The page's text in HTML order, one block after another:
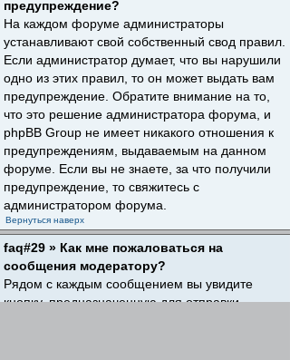
предупреждение?
На каждом форуме администраторы
устанавливают свой собственный свод правил.
Если администратор думает, что вы нарушили
одно из этих правил, то он может выдать вам
предупреждение. Обратите внимание на то,
что это решение администратора форума, и
phpBB Group не имеет никакого отношения к
предупреждениям, выдаваемым на данном
форуме. Если вы не знаете, за что получили
предупреждение, то свяжитесь с
администратором форума.
Вернуться наверх
faq#29 » Как мне пожаловаться на
сообщения модератору?
Рядом с каждым сообщением вы увидите
кнопку, предназначенную для отправки